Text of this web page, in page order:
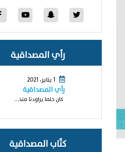
رأي المصداقية
رآي المصداقية
كان حلما يراودنا منذ...
كتّاب المصداقية